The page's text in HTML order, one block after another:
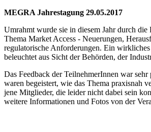
MEGRA Jahrestagung 29.05.2017
Umrahmt wurde sie in diesem Jahr durch
Thema Market Access - Neuerungen,
regulatorische Anforderungen. Ein wirkliches
beleuchtet aus Sicht der Behörden, der
Das Feedback der TeilnehmerInnen war
waren begeistert, wie das Thema praxisnah
jene Mitglieder, die leider nicht dabei sein
weitere Informationen und Fotos von der